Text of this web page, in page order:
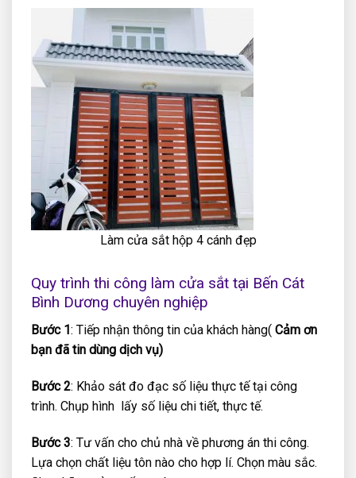
Làm cửa sắt hộp 4 cánh đẹp
Quy trình thi công làm cửa sắt tại Bến Cát
Bình Dương chuyên nghiệp
Bước 1: Tiếp nhận thông tin của khách hàng( Cảm ơn
bạn đã tin dùng dịch vụ)
Bước 2: Khảo sát đo đạc số liệu thực tế tại công
trình. Chụp hình lấy số liệu chi tiết, thực tế.
Bước 3: Tư vấn cho chủ nhà về phương án thi công.
Lựa chọn chất liệu tôn nào cho hợp lí. Chọn màu sắc.